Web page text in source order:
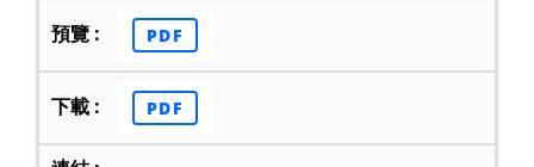
PDF
PDF